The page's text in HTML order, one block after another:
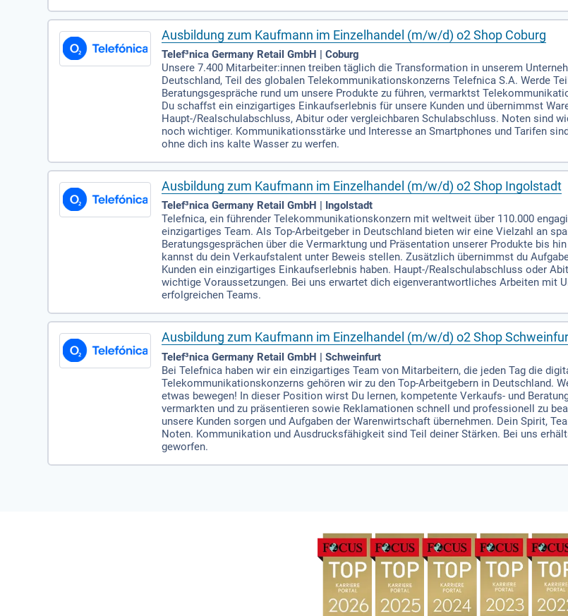
Ausbildung zum Kaufmann im Einzelhandel (m/w/d) o2 Shop Coburg
Telef³nica Germany Retail GmbH | Coburg
Unsere 7.400 Mitarbeiter:innen treiben täglich die Transformation in unserem
Deutschland, Teil des globalen Telekommunikationskonzerns Telefnica S.A. Werde
Beratungsgespräche rund um unsere Produkte zu führen, vermarktst
Du schaffst ein einzigartiges Einkaufserlebnis für unsere Kunden und übernimmst
Haupt-/Realschulabschluss, Abitur oder vergleichbaren Schulabschluss. Noten sind
noch wichtiger. Kommunikationsstärke und Interesse an Smartphones und Tarifen
ohne dich ins kalte Wasser zu werfen.
Ausbildung zum Kaufmann im Einzelhandel (m/w/d) o2 Shop Ingolstadt
Telef³nica Germany Retail GmbH | Ingolstadt
Telefnica, ein führender Telekommunikationskonzern mit weltweit über 110.000
einzigartiges Team. Als Top-Arbeitgeber in Deutschland bieten wir eine Vielzahl an
Beratungsgesprächen über die Vermarktung und Präsentation unserer Produkte bis
kannst du dein Verkaufstalent unter Beweis stellen. Zusätzlich übernimmst du
Kunden ein einzigartiges Einkaufserlebnis haben. Haupt-/Realschulabschluss oder
wichtige Voraussetzungen. Bei uns erwartet dich eigenverantwortliches Arbeiten mit
erfolgreichen Teams.
Ausbildung zum Kaufmann im Einzelhandel (m/w/d) o2 Shop
Telef³nica Germany Retail GmbH | Schweinfurt
Bei Telefnica haben wir ein einzigartiges Team von Mitarbeitern, die jeden Tag die
Telekommunikationskonzerns gehören wir zu den Top-Arbeitgebern in Deutschland.
etwas bewegen! In dieser Position wirst Du lernen, kompetente Verkaufs- und
vermarkten und zu präsentieren sowie Reklamationen schnell und professionell zu
unsere Kunden sorgen und Aufgaben der Warenwirtschaft übernehmen. Dein Spirit,
Noten. Kommunikation und Ausdrucksfähigkeit sind Teil deiner Stärken. Bei uns
geworfen.